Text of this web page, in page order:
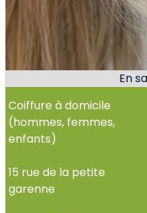
Coiffure à domicile
(hommes, femmes,
enfants)
15 rue de la petite
garenne